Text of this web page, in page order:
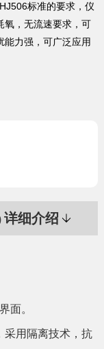
标准的要求，仪
氧，无流速要求，可
能力强，可广泛应用
详细介绍
面。
采用隔离技术，抗